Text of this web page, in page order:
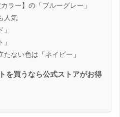
ラー】の「ブルーグレー」
人気
ない色は「ネイビー」
を買うなら公式ストアがお得